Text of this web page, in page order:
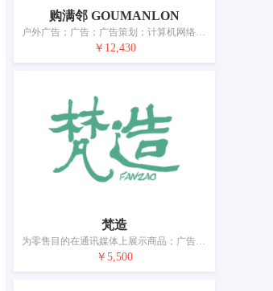
购满邻 GOUMANLON
户外广告；广告；广告策划；计算机网络上的在线广告；特许经营的商业管理；为他人推销；市场营销；为商品和服务的买卖双方提供在线市场；进出口代理；药品零售或批发服务
￥12,430
梵造
为零售目的在通讯媒体上展示商品；广告；特许经营的商业管理；通过网站提供商业信息；市场营销；替他人推销；进出口代理；人事管理咨询；会计；寻找赞助
￥5,500